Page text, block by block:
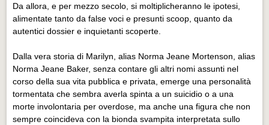
Da allora, e per mezzo secolo, si moltiplicheranno le ipotesi,
alimentate tanto da false voci e presunti scoop, quanto da
autentici dossier e inquietanti scoperte.
Dalla vera storia di Marilyn, alias Norma Jeane Mortenson, alias
Norma Jeane Baker, senza contare gli altri nomi assunti nel
corso della sua vita pubblica e privata, emerge una personalità
tormentata che sembra averla spinta a un suicidio o a una
morte involontaria per overdose, ma anche una figura che non
sempre coincideva con la bionda svampita interpretata sullo